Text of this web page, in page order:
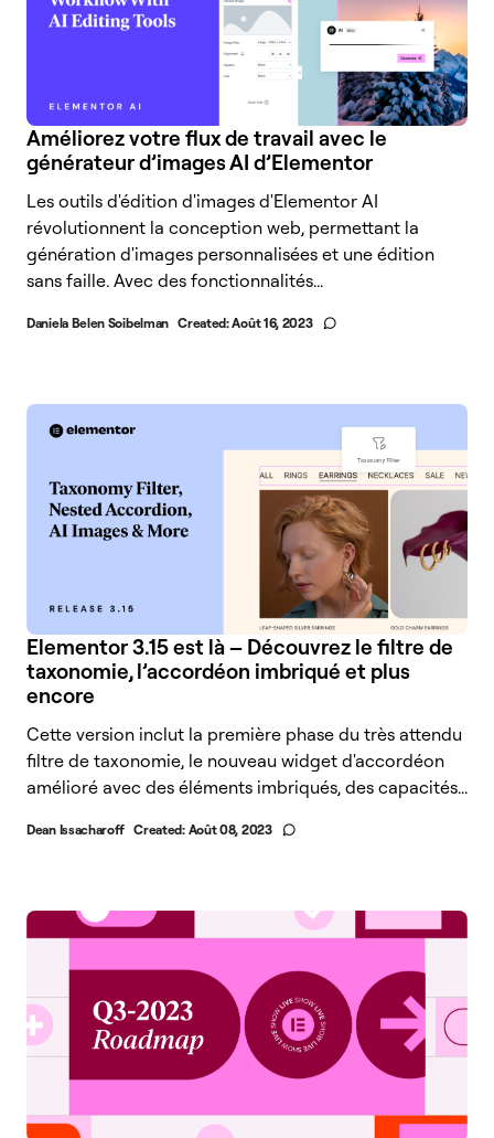
Améliorez votre flux de travail avec le
générateur d’images AI d’Elementor
Les outils d'édition d'images d'Elementor AI
révolutionnent la conception web, permettant la
génération d'images personnalisées et une édition
sans faille. Avec des fonctionnalités...
Daniela Belen Soibelman Created:Août 16, 2023
Elementor 3.15 est là – Découvrez le filtre de
taxonomie, l’accordéon imbriqué et plus
encore
Cette version inclut la première phase du très attendu
filtre de taxonomie, le nouveau widget d'accordéon
amélioré avec des éléments imbriqués, des capacités...
Dean Issacharoff Created: Août 08, 2023